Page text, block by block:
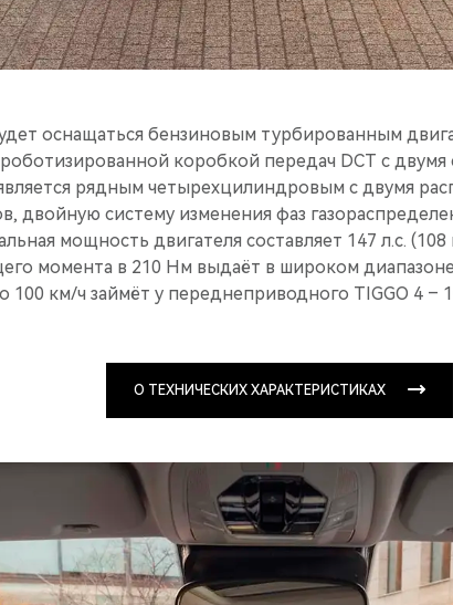
оснащаться бензиновым турбированным
коробкой передач DCT с
рядным четырехцилиндровым с двумя
двойную систему изменения фаз
мощность двигателя составляет 147 л.с.
момента в 210 Нм выдаёт в широком
100 км/ч займёт у переднеприводного TIGGO 4 –
О ТЕХНИЧЕСКИХ ХАРАКТЕРИСТИКАХ